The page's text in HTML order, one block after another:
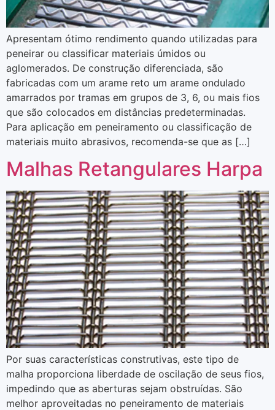
Apresentam ótimo rendimento quando utilizadas para
peneirar ou classificar materiais úmidos ou
aglomerados. De construção diferenciada, são
fabricadas com um arame reto um arame ondulado
amarrados por tramas em grupos de 3, 6, ou mais fios
que são colocados em distâncias predeterminadas.
Para aplicação em peneiramento ou classificação de
materiais muito abrasivos, recomenda-se que as […]
Malhas Retangulares Harpa
Por suas características construtivas, este tipo de
malha proporciona liberdade de oscilação de seus fios,
impedindo que as aberturas sejam obstruídas. São
melhor aproveitadas no peneiramento de materiais